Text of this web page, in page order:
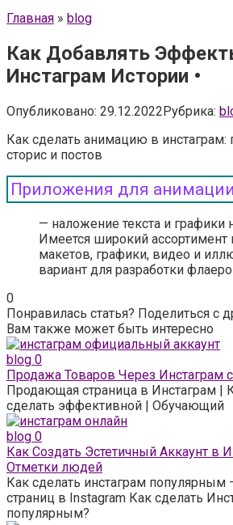
Главная » blog
Как Добавлять
Инстаграм Истории •
Опубликовано: 29.12.2022Рубрика:
Как сделать анимацию в
сторис и постов
Приложения для
— наложение текста и графики
Имеется широкий ассортимент
макетов, графики, видео и
вариант для разработки
0
Понравилась статья? Поделиться с
Вам также может быть интересно
blog 0
Продажа Товаров Через Инстаграм с
Продающая страница в Инстаграм |
сделать эффективной | Обучающий
blog 0
Как Создать Эстетичный Аккаунт в
Отметки людей
Как сделать инстаграм популярным
страниц в Instagram Как сделать
популярным?